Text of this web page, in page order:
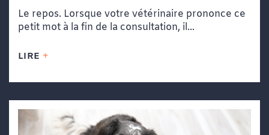
Le repos. Lorsque votre vétérinaire prononce ce
petit mot à la fin de la consultation, il...
LIRE